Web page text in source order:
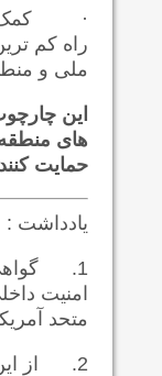
·
راه کم
ملی و
این
های
حمایت
یادداشت :
1.
امنیت
متحد آمریکا 20 مه
2.